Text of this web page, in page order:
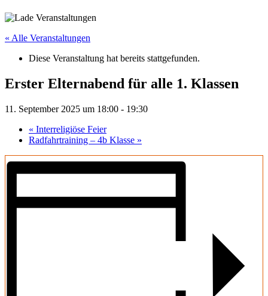
« Alle Veranstaltungen
Diese Veranstaltung hat bereits stattgefunden.
Erster Elternabend für alle 1. Klassen
11. September 2025 um 18:00 - 19:30
« Interreligiöse Feier
Radfahrtraining – 4b Klasse »